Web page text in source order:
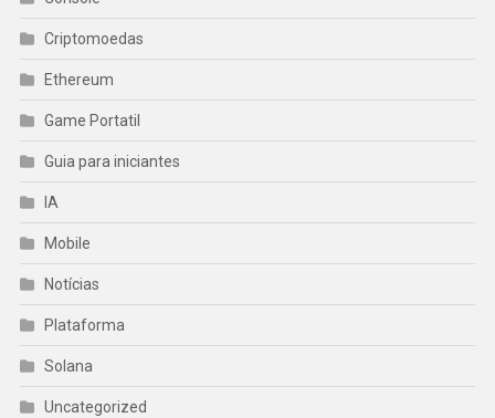
Criptomoedas
Ethereum
Game Portatil
Guia para iniciantes
IA
Mobile
Notícias
Plataforma
Solana
Uncategorized